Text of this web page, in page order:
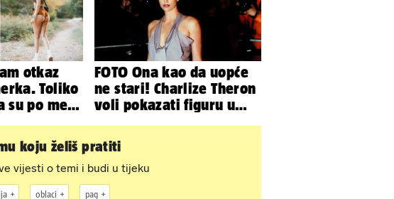
otkaz
Toliko
su po meni
FOTO Ona kao da uopće
ne stari! Charlize Theron
voli pokazati figuru u
koju želiš pratiti
vijesti o temi i budi u tijeku
oblaci pag